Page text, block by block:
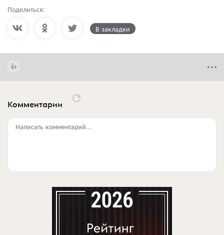
Поделиться:
В закладки
Комментарии
Написать комментарий...